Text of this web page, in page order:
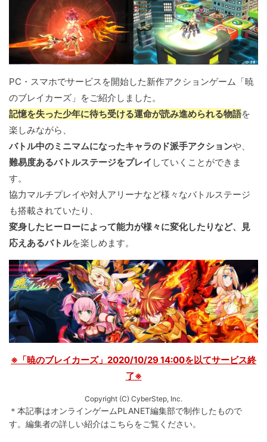
PC・スマホでサービスを開始した新作アクションゲーム「暁
のブレイカーズ」をご紹介しました。
記憶を失った少年に待ち受ける運命が読み進められる物語を
楽しみながら、
バトル中のミニマムになったキャラのド派手アクションや、
難易度あるバトルステージをプレイ していくことができま
す。
協力マルチプレイや対人アリーナなど様々なバトルステージ
も搭載されていたり、
変身したヒーローによって能力が様々に変化したりなど、見
応えあるバトルを楽しめます。
※「暁のブレイカーズ」2020/10/29 14:00を以てサービス終
了※
Copyright (C) CyberStep, Inc.
＊本記事はオンラインゲームPLANET編集部で制作したもので
す。 編集者の詳しい紹介はこちらをご覧ください。